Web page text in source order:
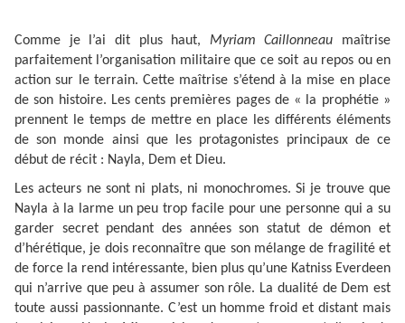
Comme je l’ai dit plus haut, Myriam Caillonneau maîtrise
parfaitement l’organisation militaire que ce soit au repos ou en
action sur le terrain. Cette maîtrise s’étend à la mise en place
de son histoire. Les cents premières pages de « la prophétie »
prennent le temps de mettre en place les différents éléments
de son monde ainsi que les protagonistes principaux de ce
début de récit : Nayla, Dem et Dieu.
Les acteurs ne sont ni plats, ni monochromes. Si je trouve que
Nayla à la larme un peu trop facile pour une personne qui a su
garder secret pendant des années son statut de démon et
d’hérétique, je dois reconnaître que son mélange de fragilité et
de force la rend intéressante, bien plus qu’une Katniss Everdeen
qui n’arrive que peu à assumer son rôle. La dualité de Dem est
toute aussi passionnante. C’est un homme froid et distant mais